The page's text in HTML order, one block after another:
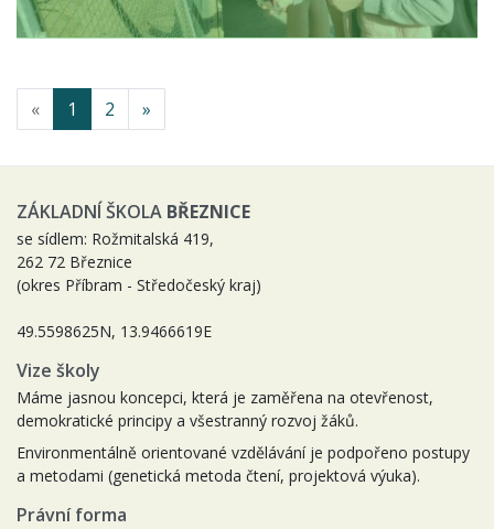
« 1 2 »
ZÁKLADNÍ ŠKOLA BŘEZNICE
se sídlem: Rožmitalská 419,
262 72 Březnice
(okres Příbram - Středočeský kraj)
49.5598625N, 13.9466619E
Vize školy
Máme jasnou koncepci, která je zaměřena na otevřenost,
demokratické principy a všestranný rozvoj žáků.
Environmentálně orientované vzdělávání je podpořeno postupy
a metodami (genetická metoda čtení, projektová výuka).
Právní forma